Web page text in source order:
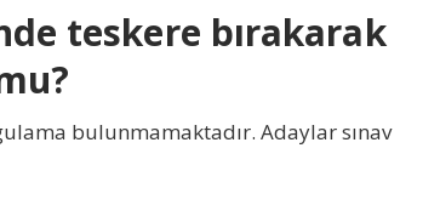
teskere bırakarak
bulunmamaktadır. Adaylar sınav